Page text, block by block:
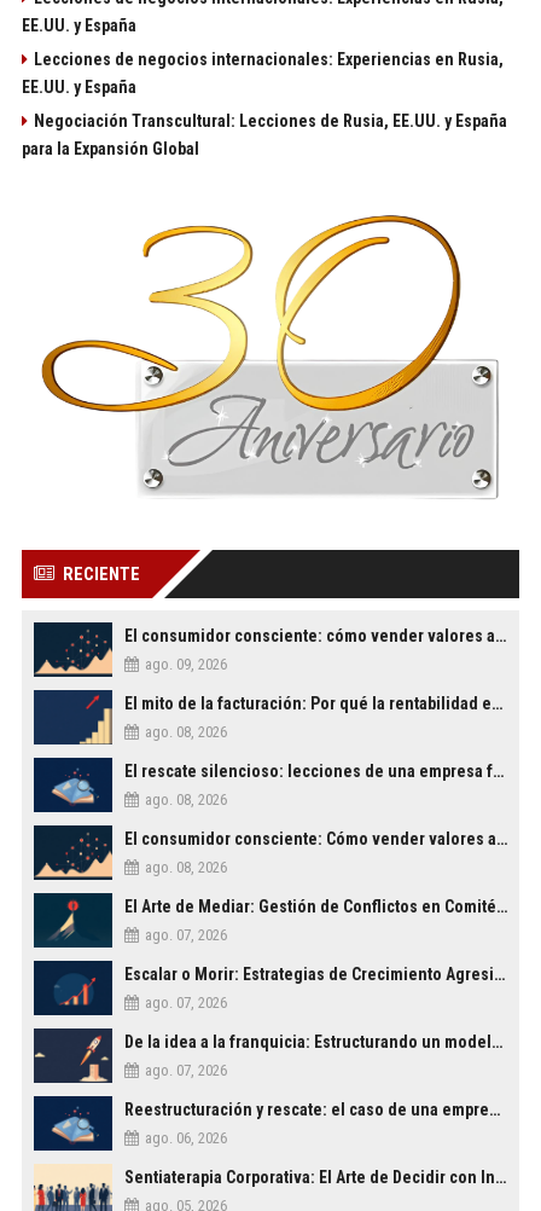
EE.UU. y España
Lecciones de negocios internacionales: Experiencias en Rusia,
EE.UU. y España
Negociación Transcultural: Lecciones de Rusia, EE.UU. y España
para la Expansión Global
RECIENTE
El consumidor consciente: cómo vender valores además de productos
ago. 09, 2026
El mito de la facturación: Por qué la rentabilidad es lo único que importa
ago. 08, 2026
El rescate silencioso: lecciones de una empresa familiar que evitó el abismo
ago. 08, 2026
El consumidor consciente: Cómo vender valores además de productos
ago. 08, 2026
El Arte de Mediar: Gestión de Conflictos en Comités Directivos
ago. 07, 2026
Escalar o Morir: Estrategias de Crecimiento Agresivo para PYMES
ago. 07, 2026
De la idea a la franquicia: Estructurando un modelo de negocio escalable
ago. 07, 2026
Reestructuración y rescate: el caso de una empresa familiar al borde del cierre
ago. 06, 2026
Sentiaterapia Corporativa: El Arte de Decidir con Inteligencia Emocional
ago. 05, 2026